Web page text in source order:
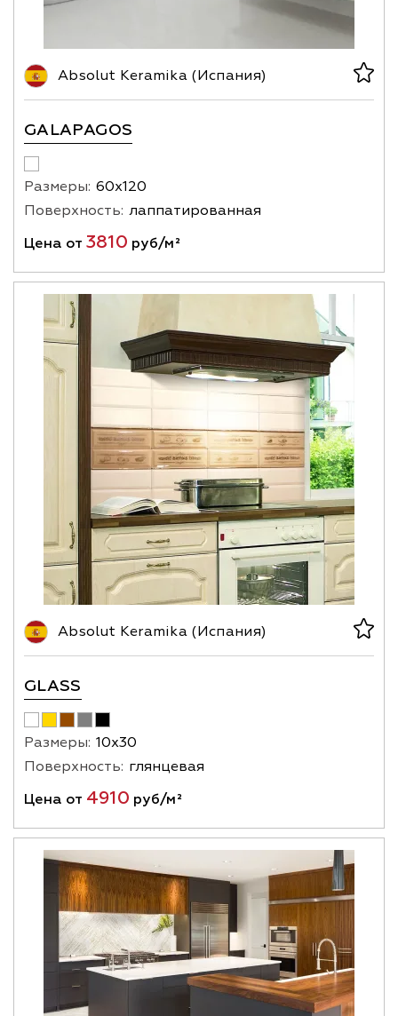
Absolut Keramika (Испания)
GALAPAGOS
Размеры: 60х120
Поверхность: лаппатированная
Цена от 3810 руб/м²
Absolut Keramika (Испания)
GLASS
Размеры: 10х30
Поверхность: глянцевая
Цена от 4910 руб/м²